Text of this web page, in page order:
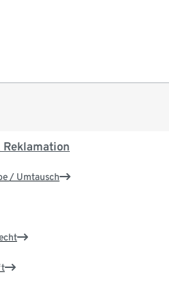
Reklamation
/ Umtausch